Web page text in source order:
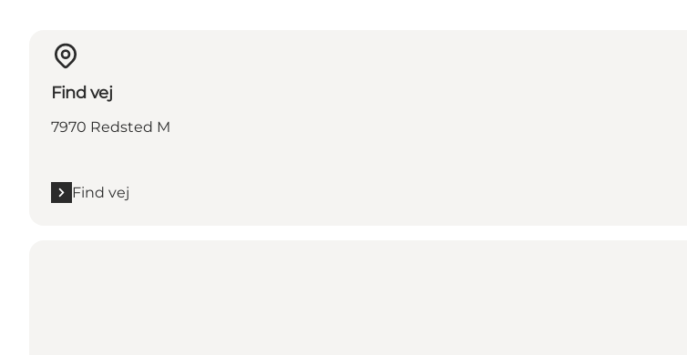
Find vej
7970 Redsted M
Find vej